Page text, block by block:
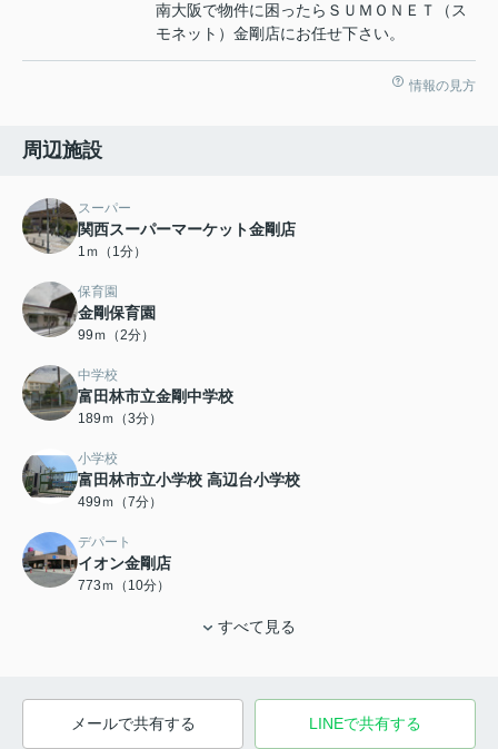
南大阪で物件に困ったらＳＵＭＯＮＥＴ（ス
モネット）金剛店にお任せ下さい。
情報の見方
周辺施設
スーパー
関西スーパーマーケット金剛店
1ｍ（1分）
保育園
金剛保育園
99ｍ（2分）
中学校
富田林市立金剛中学校
189ｍ（3分）
小学校
富田林市立小学校 高辺台小学校
499ｍ（7分）
デパート
イオン金剛店
773ｍ（10分）
すべて見る
メールで共有する LINEで共有する